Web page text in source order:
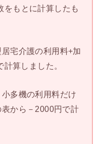
をもとに計算したも
宅介護の利用料+加
算しました。
多機の利用料だけ
から－2000円で計